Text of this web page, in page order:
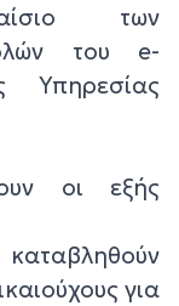
των
του e-
οι εξής
για